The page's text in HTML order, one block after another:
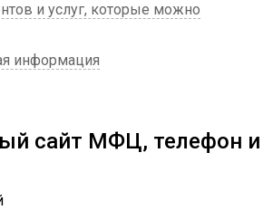
и услуг, которые можно
информация
сайт МФЦ, телефон и